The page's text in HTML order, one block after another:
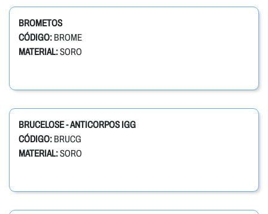
BROMETOS
CÓDIGO: BROME
MATERIAL:SORO
BRUCELOSE - ANTICORPOS IGG
CÓDIGO: BRUCG
MATERIAL:SORO